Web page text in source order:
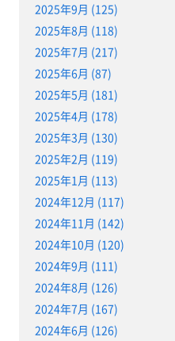
2025年9月 (125)
2025年8月 (118)
2025年7月 (217)
2025年6月 (87)
2025年5月 (181)
2025年4月 (178)
2025年3月 (130)
2025年2月 (119)
2025年1月 (113)
2024年12月 (117)
2024年11月 (142)
2024年10月 (120)
2024年9月 (111)
2024年8月 (126)
2024年7月 (167)
2024年6月 (126)